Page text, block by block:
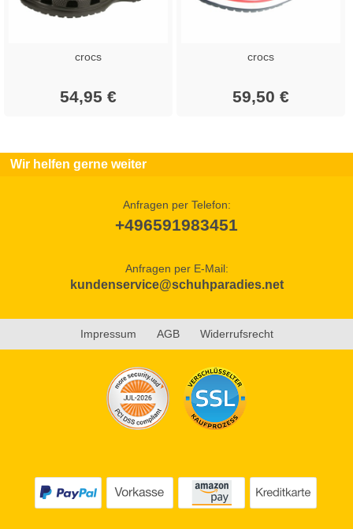
crocs
54,95 €
crocs
59,50 €
Wir helfen gerne weiter
Anfragen per Telefon:
+496591983451
Anfragen per E-Mail:
kundenservice@schuhparadies.net
Impressum AGB Widerrufsrecht